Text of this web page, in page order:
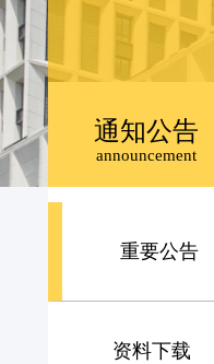
通知公告
announcement
重要公告
资料下载